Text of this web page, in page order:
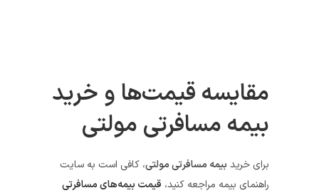
مقایسه قیمت‌ها و خرید
بیمه مسافرتی مولتی
برای خرید بیمه مسافرتی مولتی، کافی است به سایت
راهنمای بیمه مراجعه کنید، قیمت‌ بیمه‌های مسافرتی